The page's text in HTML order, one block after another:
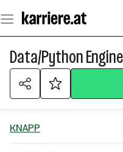
Seiteninhalt
springen
KNAPP